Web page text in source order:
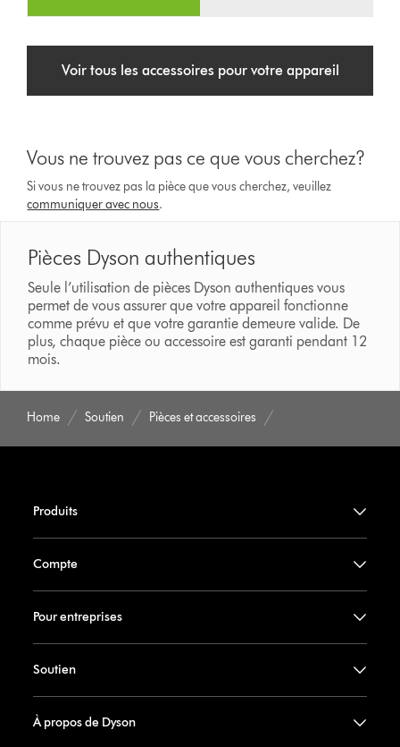
Voir tous les accessoires pour votre appareil
Vous ne trouvez pas ce que vous cherchez?
Si vous ne trouvez pas la pièce que vous cherchez, veuillez
communiquer avec nous.
Pièces Dyson authentiques
Seule l’utilisation de pièces Dyson authentiques vous
permet de vous assurer que votre appareil fonctionne
comme prévu et que votre garantie demeure valide. De
plus, chaque pièce ou accessoire est garanti pendant 12
mois.
Home Soutien Pièces et accessoires
Produits
Compte
Pour entreprises
Soutien
À propos de Dyson